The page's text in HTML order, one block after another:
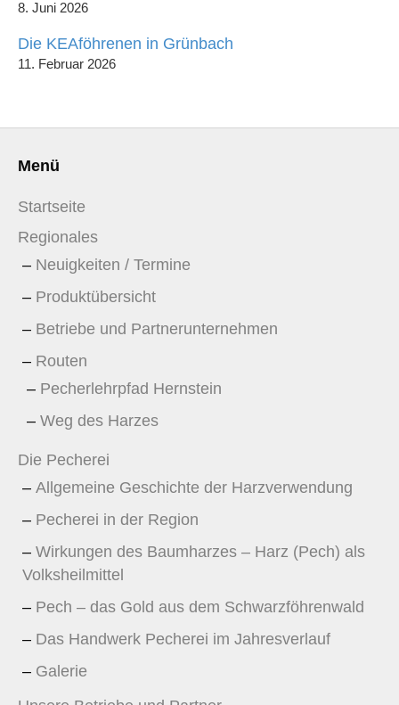
8. Juni 2026
Die KEAföhrenen in Grünbach
11. Februar 2026
Menü
Startseite
Regionales
Neuigkeiten / Termine
Produktübersicht
Betriebe und Partnerunternehmen
Routen
Pecherlehrpfad Hernstein
Weg des Harzes
Die Pecherei
Allgemeine Geschichte der Harzverwendung
Pecherei in der Region
Wirkungen des Baumharzes – Harz (Pech) als
Volksheilmittel
Pech – das Gold aus dem Schwarzföhrenwald
Das Handwerk Pecherei im Jahresverlauf
Galerie